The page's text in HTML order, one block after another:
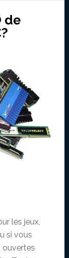
de
les jeux,
si vous
ouvertes